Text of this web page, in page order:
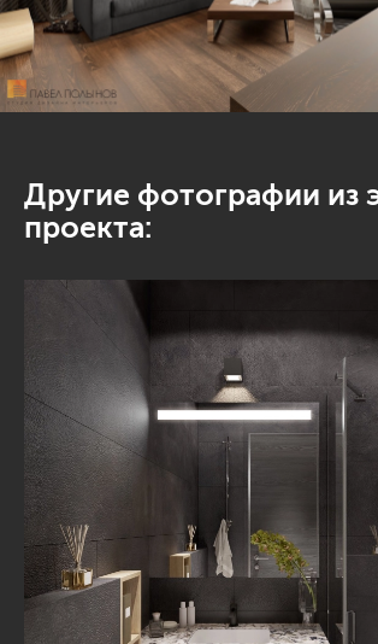
Другие фотографии из
проекта: